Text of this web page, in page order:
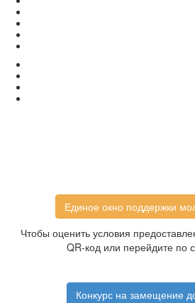
Единое окно поддержки
Чтобы оценить условия
QR-код или перейдите по
Конкурс на замещение